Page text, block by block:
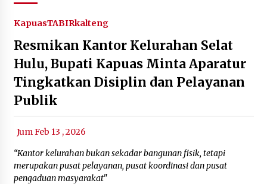
KapuasTABIRkalteng
Resmikan Kantor Kelurahan Selat
Hulu, Bupati Kapuas Minta Aparatur
Tingkatkan Disiplin dan Pelayanan
Publik
Jum Feb 13 , 2026
“Kantor kelurahan bukan sekadar bangunan fisik, tetapi
merupakan pusat pelayanan, pusat koordinasi dan pusat
pengaduan masyarakat"